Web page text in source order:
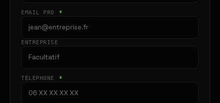
EMAIL PRO *
ENTREPRISE
TÉLÉPHONE *